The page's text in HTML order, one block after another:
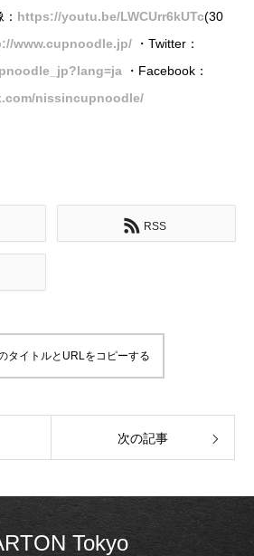
https://youtu.be/LWCUrr6kUTc​(30
www.cupnoodle.jp/ ・Twitter：
・Facebook：
nissincupnoodle/
RSS
タイトルとURLをコピーする
次の記事
Tokyo